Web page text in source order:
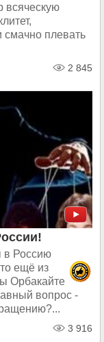
всяческую
смачно плевать
2 845
в Россию
ещё из
Орбакайте
вопрос -
3 916